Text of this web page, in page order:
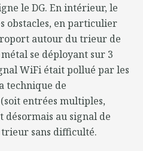
le DG. En intérieur, le
obstacles, en particulier
autour du trieur de
se déployant sur 3
WiFi était pollué par les
technique de
entrées multiples,
au signal de
sans difficulté.